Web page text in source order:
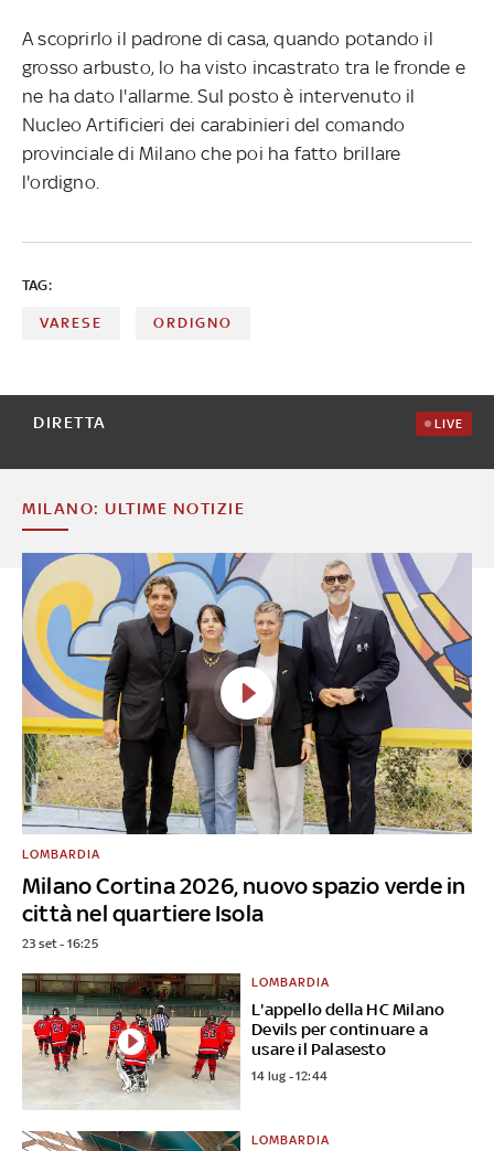
A scoprirlo il padrone di casa, quando potando il
grosso arbusto, lo ha visto incastrato tra le fronde e
ne ha dato l'allarme. Sul posto è intervenuto il
Nucleo Artificieri dei carabinieri del comando
provinciale di Milano che poi ha fatto brillare
l'ordigno.
TAG:
VARESE ORDIGNO
DIRETTA LIVE
MILANO: ULTIME NOTIZIE
Milano Cortina 2026, nuovo spazio verde in
città nel quartiere Isola
LOMBARDIA
23 set - 16:25
L'appello della HC Milano
Devils per continuare a
usare il Palasesto
LOMBARDIA
14 lug - 12:44
LOMBARDIA